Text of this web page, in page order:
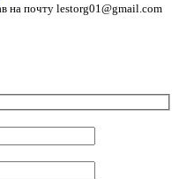
на почту lestorg01@gmail.com